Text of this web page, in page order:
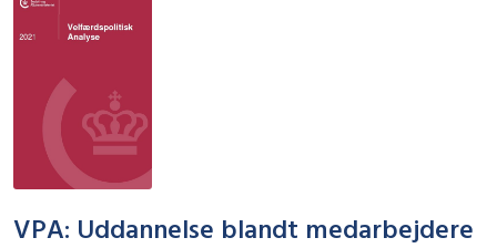
VPA: Uddannelse blandt medarbejdere